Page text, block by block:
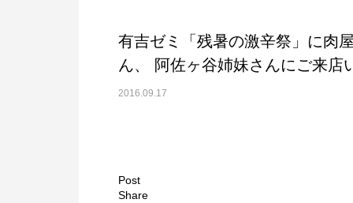
有吉ゼミ「残暑の激辛祭」に肉
ん、 阿佐ヶ谷姉妹さんにご来店
2016.09.17
Post
Share